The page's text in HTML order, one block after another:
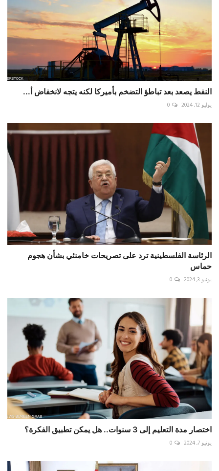
النفط يصعد بعد تباطؤ التضخم بأميركا لكنه يتجه لانخفاض أ...
يوليو 12, 2024 0
الرئاسة الفلسطينية ترد على تصريحات خامنئي بشأن هجوم
حماس
يونيو 3, 2024 0
اختصار مدة التعليم إلى 3 سنوات.. هل يمكن تطبيق الفكرة؟
يونيو 7, 2024 0